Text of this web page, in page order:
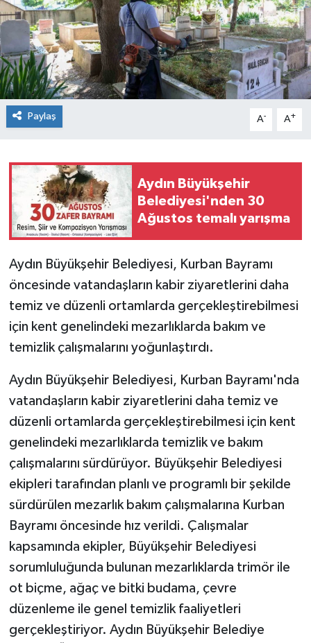
Paylaş A- A+
Aydın Büyükşehir
Belediyesi'nden 30
Ağustos temalı yarışma
Aydın Büyükşehir Belediyesi, Kurban Bayramı
öncesinde vatandaşların kabir ziyaretlerini daha
temiz ve düzenli ortamlarda gerçekleştirebilmesi
için kent genelindeki mezarlıklarda bakım ve
temizlik çalışmalarını yoğunlaştırdı.
Aydın Büyükşehir Belediyesi, Kurban Bayramı'nda
vatandaşların kabir ziyaretlerini daha temiz ve
düzenli ortamlarda gerçekleştirebilmesi için kent
genelindeki mezarlıklarda temizlik ve bakım
çalışmalarını sürdürüyor. Büyükşehir Belediyesi
ekipleri tarafından planlı ve programlı bir şekilde
sürdürülen mezarlık bakım çalışmalarına Kurban
Bayramı öncesinde hız verildi. Çalışmalar
kapsamında ekipler, Büyükşehir Belediyesi
sorumluluğunda bulunan mezarlıklarda trimör ile
ot biçme, ağaç ve bitki budama, çevre
düzenleme ile genel temizlik faaliyetleri
gerçekleştiriyor. Aydın Büyükşehir Belediye